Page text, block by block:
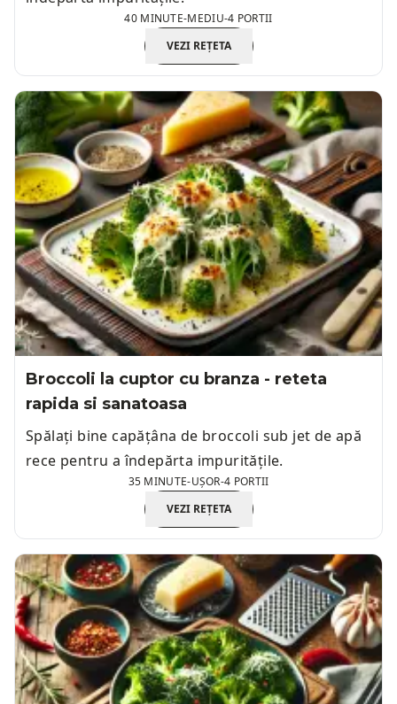
40 MINUTE-MEDIU-4 PORTII
VEZI REȚETA
Broccoli la cuptor cu branza - reteta
rapida si sanatoasa
Spălați bine capățâna de broccoli sub jet de apă
rece pentru a îndepărta impuritățile.
35 MINUTE-UȘOR-4 PORTII
VEZI REȚETA